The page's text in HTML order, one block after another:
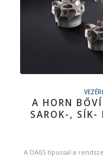
A HORN
SAROK-, SÍK-
A DA65 típussal a